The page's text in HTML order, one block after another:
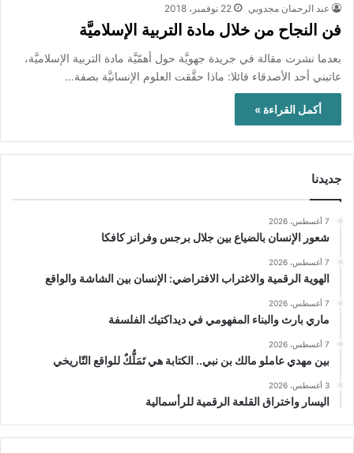
عبد الرحمان مجدوبي 22 نوفمبر، 2018
فن النجاح من خلال مادة التربية الإسلاميَّة
بعدما نشرت مقالة في جريدة جهويَّة حول أهمّيَّة مادة التربية الإسلاميَّة،
عاتبني أحد الأصدقاء قائلا: ماذا حقَّقت العلوم الإنسانيَّة بصفة…
أكمل القراءة »
جديدنا
7 أغسطس، 2026
شعور الإنسان بالضياع بين جلال برجس وفرانز كافكا
7 أغسطس، 2026
الهوية الرقمية والاغتراب الافتراضي: الإنسان بين الشاشة والواقع
7 أغسطس، 2026
ماري بارث والبناء المفهومي في ديداكتيك الفلسفة
7 أغسطس، 2026
بين مهدي عاملو مالك بن نبي.. الكتابة هي تَمَلُّكٌ للواقع التّاريخي
3 أغسطس، 2026
اليسار واختراق القلعة الرقمية للرأسمالية